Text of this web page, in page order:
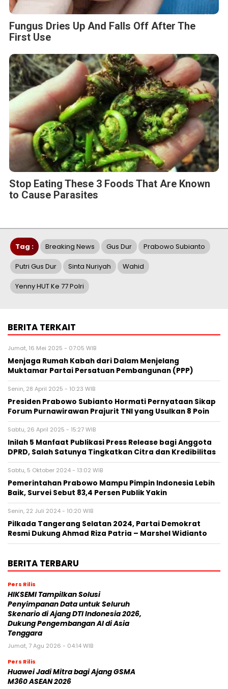
Fungus Dries Up And Falls Off After The
First Use
Stop Eating These 3 Foods That Are Known
to Cause Parasites
Tag : Breaking News Gus Dur Prabowo Subianto
Putri Gus Dur Sinta Nuriyah Wahid
Yenny HUT Ke 77 Polri
BERITA TERKAIT
Jumat, 16 Mei 2025 - 07:05 WIB
Menjaga Rumah Kabah dari Dalam Menjelang
Muktamar Partai Persatuan Pembangunan (PPP)
Senin, 28 April 2025 - 10:23 WIB
Presiden Prabowo Subianto Hormati Pernyataan Sikap
Forum Purnawirawan Prajurit TNI yang Usulkan 8 Poin
Sabtu, 26 April 2025 - 15:27 WIB
Inilah 5 Manfaat Publikasi Press Release bagi Anggota
DPRD, Salah Satunya Tingkatkan Citra dan Kredibilitas
Sabtu, 5 Oktober 2024 - 13:02 WIB
Pemerintahan Prabowo Mampu Pimpin Indonesia Lebih
Baik, Survei Sebut 83,4 Persen Publik Yakin
Senin, 22 Juli 2024 - 10:20 WIB
Pilkada Tangerang Selatan 2024, Partai Demokrat
Resmi Dukung Ahmad Riza Patria – Marshel Widianto
BERITA TERBARU
Pers Rilis
HIKSEMI Tampilkan Solusi
Penyimpanan Data untuk Seluruh
Skenario di Ajang DTI Indonesia 2026,
Dukung Pengembangan AI di Asia
Tenggara
Jumat, 7 Agu 2026 - 04:14 WIB
Pers Rilis
Huawei Jadi Mitra bagi Ajang GSMA
M360 ASEAN 2026